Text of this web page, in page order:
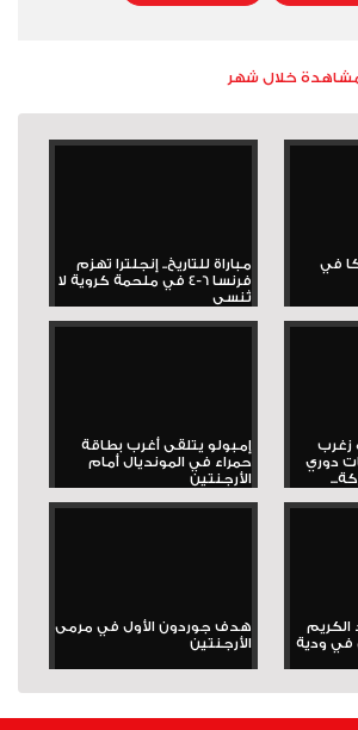
مشاهدة خلال شهر
في
مباراة للتاريخ.. إنجلترا تهزم
فرنسا 6-4 في ملحمة كروية لا
تُنسى
زغرب
دوري
إمبولو يتلقى أغرب بطاقة
حمراء في المونديال أمام
الأرجنتين
الكريم
في ودية
هدف جوردون الأول في مرمى
الأرجنتين